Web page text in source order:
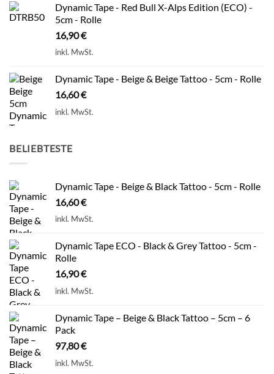
Dynamic Tape - Red Bull X-Alps Edition (ECO) -
5cm - Rolle
16,90€
inkl. MwSt.
Dynamic Tape - Beige & Beige Tattoo - 5cm - Rolle
16,60€
inkl. MwSt.
BELIEBTESTE
Dynamic Tape - Beige & Black Tattoo - 5cm - Rolle
16,60€
inkl. MwSt.
Dynamic Tape ECO - Black & Grey Tattoo - 5cm -
Rolle
16,90€
inkl. MwSt.
Dynamic Tape – Beige & Black Tattoo – 5cm – 6
Pack
97,80€
inkl. MwSt.